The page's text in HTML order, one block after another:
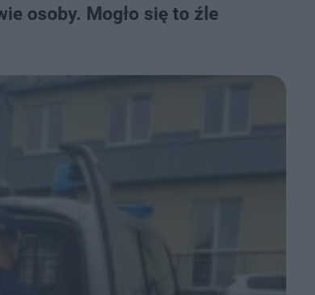
osoby. Mogło się to źle